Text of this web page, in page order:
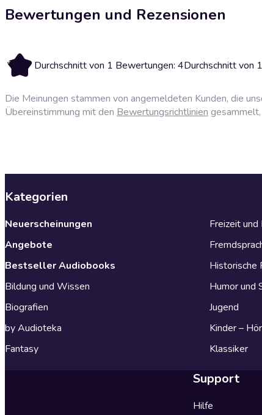
Bewertungen und Rezensionen
4 Durchschnitt von 1 Bewertungen: 4Durchschnitt von
Die Meinungen stammen von angemeldeten Kunden, die
Übereinstimmung mit den Bewertungsrichtlinien
Kategorien
Neuerscheinungen
Angebote
Bestseller Audiobooks
Bildung und Wissen
Biografien
by Audioteka
Fantasy
Freizeit und
Historische
Humor und
Jugend
Kinder –
Klassiker
Support
Hilfe